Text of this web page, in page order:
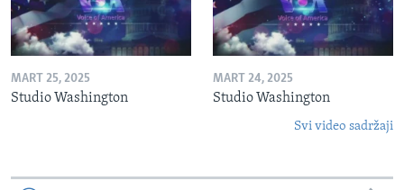
MART 25, 2025
Studio Washington
MART 24, 2025
Studio Washington
Svi video sadržaji